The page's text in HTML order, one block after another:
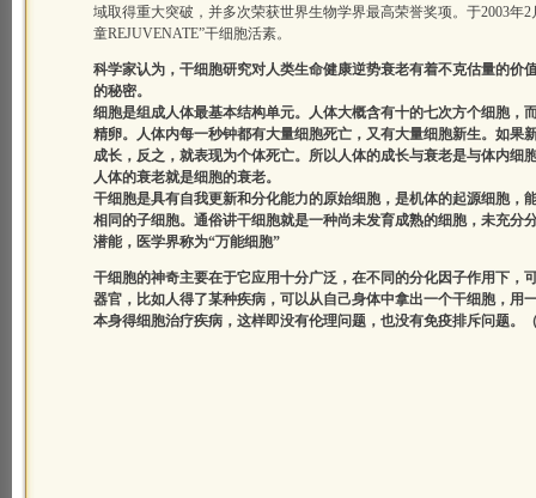
域取得重大突破，并多次荣获世界生物学界最高荣誉奖项。于2003年
童REJUVENATE”干细胞
科学家认为，干细胞研究对人类生命健康逆势衰老有着不克估量的价
的秘密。
细胞是组成人体最基本结构单元。人体大概含有十的七次方个细胞，
精卵。人体内每一秒钟都有大量细胞死亡，又有大量细胞新生。如果
成长，反之，就表现为个体死亡。所以人体的成长与衰老是与体内细
人体的衰老就是细胞的衰老。
干细胞是具有自我更新和分化能力的原始细胞，是机体的起源细胞，
相同的子细胞。通俗讲干细胞就是一种尚未发育成熟的细胞，未充分
潜能，医学界称为“万能细胞”
干细胞的神奇主要在于它应用十分广泛，在不同的分化因子作用下，
器官，比如人得了某种疾病，可以从自己身体中拿出一个干细胞，用
本身得细胞治疗疾病，这样即没有伦理问题，也没有免疫排斥问题。